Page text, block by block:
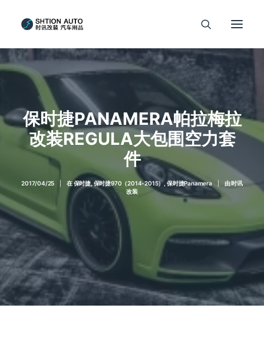
保时捷PANAMERA帕拉梅拉
改装REGULA大包围空力套
件
2017/04/25 在保时捷 保时捷970（2014-2015） 保时捷Panamera 由时讯
改装